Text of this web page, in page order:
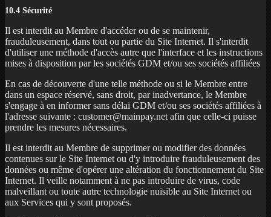
10.4 Sécurité
Il est interdit au Membre d'accéder ou de se maintenir,
frauduleusement, dans tout ou partie du Site Internet. Il s'interdit
d'utiliser une méthode d'accès autre que l'interface et les instructions
mises à disposition par les sociétés GDM et/ou ses sociétés affiliées
En cas de découverte d'une telle méthode ou si le Membre entre
dans un espace réservé, sans droit, par inadvertance, le Membre
s'engage à en informer sans délai GDM et/ou ses sociétés affiliées à
l'adresse suivante : customer@mainpay.net afin que celle-ci puisse
prendre les mesures nécessaires.
Il est interdit au Membre de supprimer ou modifier des données
contenues sur le Site Internet ou d'y introduire frauduleusement des
données ou même d'opérer une altération du fonctionnement du Site
Internet. Il veille notamment à ne pas introduire de virus, code
malveillant ou toute autre technologie nuisible au Site Internet ou
aux Services qui y sont proposés.